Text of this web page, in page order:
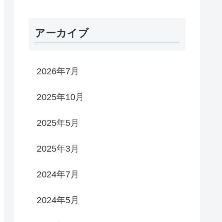
アーカイブ
2026年7月
2025年10月
2025年5月
2025年3月
2024年7月
2024年5月